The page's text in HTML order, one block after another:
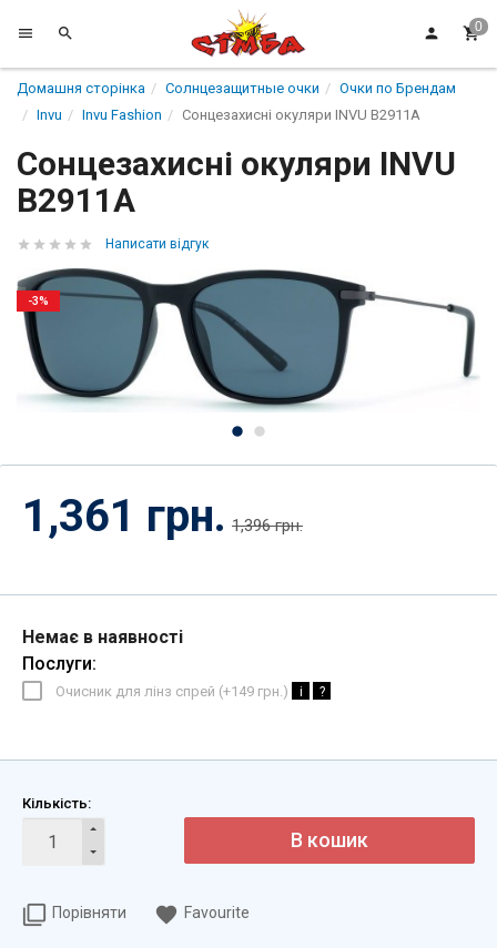
Домашня сторінка Солнцезащитные очки
Очки по Брендам
Invu
Invu Fashion Сонцезахисні окуляри INVU B2911A
Сонцезахисні окуляри INVU
B2911A
Написати відгук
-3%
1,361 грн. 1,396 грн.
Немає в наявності
Послуги:
Очисник для лінз спрей (+149 грн.) i ?
Кількість:
Порівняти Favourite